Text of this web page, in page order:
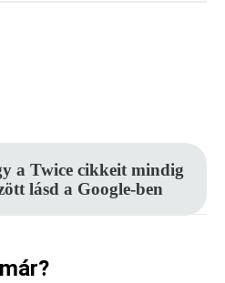
a Twice cikkeit mindig
lásd a Google-ben